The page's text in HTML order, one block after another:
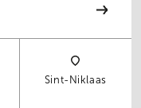
Sint-Niklaas